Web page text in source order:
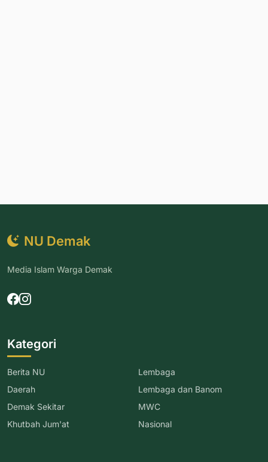
NU Demak
Media Islam Warga Demak
Kategori
Berita NU
Daerah
Demak Sekitar
Khutbah Jum'at
Lembaga
Lembaga dan Banom
MWC
Nasional